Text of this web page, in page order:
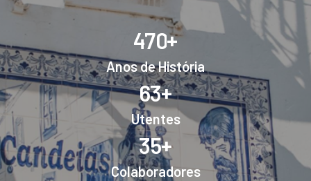
470+
Anos de História
63+
Utentes
35+
Colaboradores